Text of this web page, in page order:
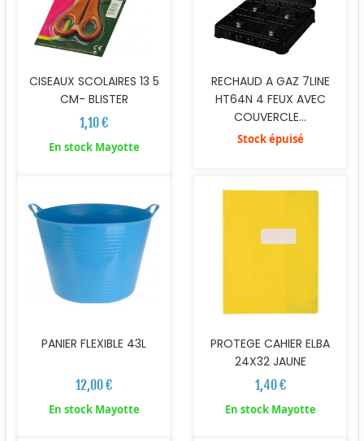
CISEAUX SCOLAIRES 13 5
CM- BLISTER
1,10 €
En stock Mayotte
RECHAUD A GAZ 7LINE
HT64N 4 FEUX AVEC
COUVERCLE...
Stock épuisé
PANIER FLEXIBLE 43L
12,00 €
En stock Mayotte
PROTEGE CAHIER ELBA
24X32 JAUNE
1,40 €
En stock Mayotte